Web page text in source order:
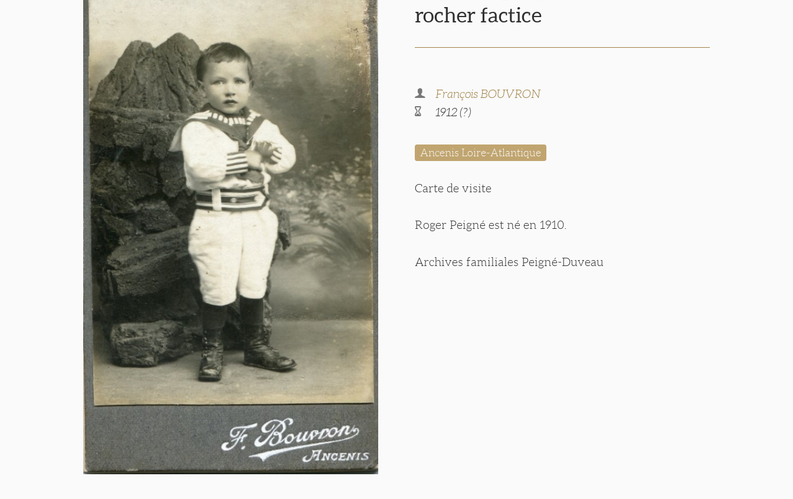
rocher factice
François BOUVRON
1912 (?)
Ancenis Loire-Atlantique
Carte de visite
Roger Peigné est né en 1910.
Archives familiales Peigné-Duveau